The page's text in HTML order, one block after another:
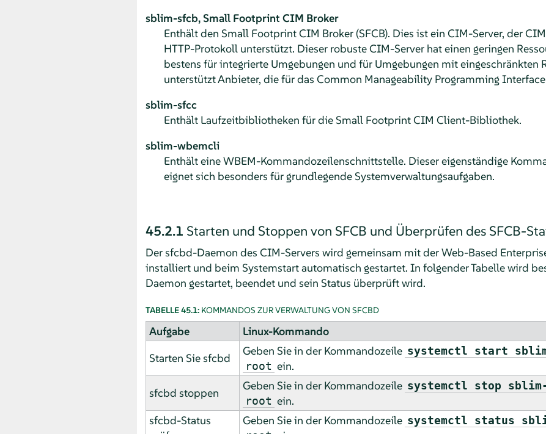
sblim-sfcb, Small Footprint CIM Broker
Enthält den Small Footprint CIM Broker (SFCB). Dies ist ein CIM-Server, der
HTTP-Protokoll unterstützt. Dieser robuste CIM-Server hat einen geringen
bestens für integrierte Umgebungen und für Umgebungen mit eingeschränkten
unterstützt Anbieter, die für das Common Manageability Programming
sblim-sfcc
Enthält Laufzeitbibliotheken für die Small Footprint CIM Client-Bibliothek.
sblim-wbemcli
Enthält eine WBEM-Kommandozeilenschnittstelle. Dieser eigenständige
eignet sich besonders für grundlegende Systemverwaltungsaufgaben.
45.2.1 Starten und Stoppen von SFCB und Überprüfen des SFCB-
Der sfcbd-Daemon des CIM-Servers wird gemeinsam mit der Web-Based
installiert und beim Systemstart automatisch gestartet. In folgender Tabelle wird
Daemon gestartet, beendet und sein Status überprüft wird.
TABELLE 45.1: KOMMANDOS ZUR VERWALTUNG VON SFCBD
Aufgabe
Linux-Kommando
Starten Sie sfcbd
Geben Sie in der Kommandozeile systemctl start
root ein.
sfcbd stoppen
Geben Sie in der Kommandozeile systemctl stop
root ein.
sfcbd-Status
Geben Sie in der Kommandozeile systemctl status